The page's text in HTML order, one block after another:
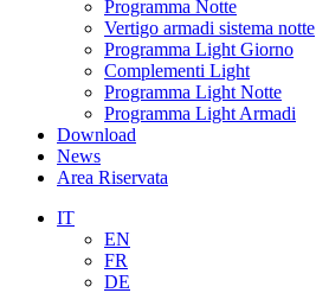
Programma Notte
Vertigo armadi sistema notte
Programma Light Giorno
Complementi Light
Programma Light Notte
Programma Light Armadi
Download
News
Area Riservata
IT
EN
FR
DE